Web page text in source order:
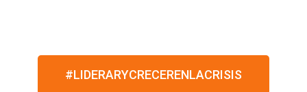
#LIDERARYCRECERENLACRISIS